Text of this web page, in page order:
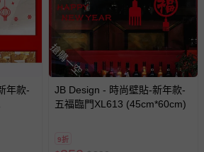
程，可詳見：退換貨 & 退款問題
供的運送僅限台灣本島。如您位於離島地
，或須依據商品需加收離島運費。廠商
利。離島、偏遠地區、樓層親送等加價
，可於訂單個人資料內的查詢訂單內，
年款-
搶購一空
JB Design - 時尚壁貼-新年款-
五福臨門XL613 (45cm*60cm)
9折